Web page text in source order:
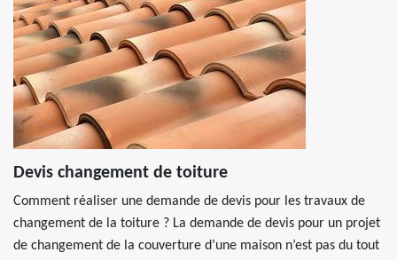
Devis changement de toiture
Comment réaliser une demande de devis pour les travaux de
changement de la toiture ? La demande de devis pour un projet
de changement de la couverture d’une maison n’est pas du tout